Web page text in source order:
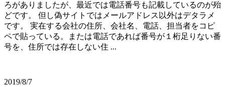
ろがありましたが、最近では電話番号も記載しているのが殆
どです。 但し偽サイトではメールアドレス以外はデタラメ
です。 実在する会社の住所、会社名、電話、担当者をコピ
ペで貼っている。または電話であれば番号が１桁足りない番
号を、住所では存在しない住 ...
2019/8/7